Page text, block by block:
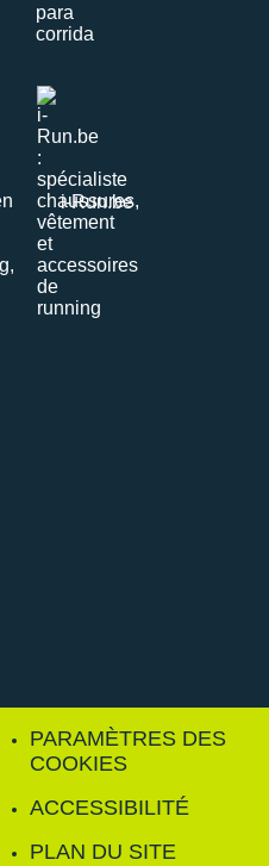
i-Run.be
PARAMÈTRES DES
COOKIES
ACCESSIBILITÉ
PLAN DU SITE